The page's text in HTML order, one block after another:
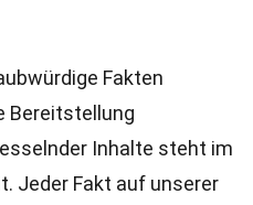
Fakten
Bereitstellung
Inhalte steht im
Jeder Fakt auf unserer